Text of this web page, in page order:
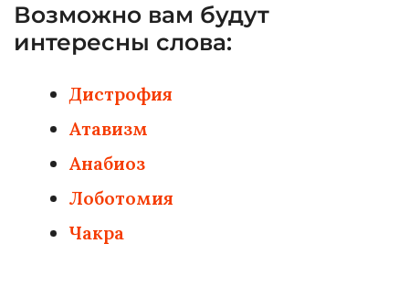
Возможно вам будут
интересны слова:
Дистрофия
Атавизм
Анабиоз
Лоботомия
Чакра